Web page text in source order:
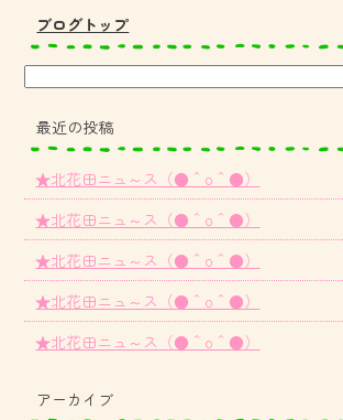
ブログトップ
最近の投稿
★北花田ニュ～ス（●＾o＾●）
★北花田ニュ～ス（●＾o＾●）
★北花田ニュ～ス（●＾o＾●）
★北花田ニュ～ス（●＾o＾●）
★北花田ニュ～ス（●＾o＾●）
アーカイブ